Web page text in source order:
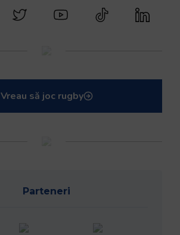
Vreau să joc rugby
Parteneri